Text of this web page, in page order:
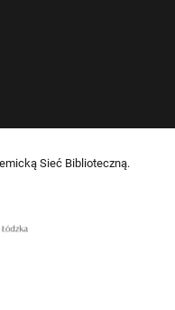
Sieć Biblioteczną.